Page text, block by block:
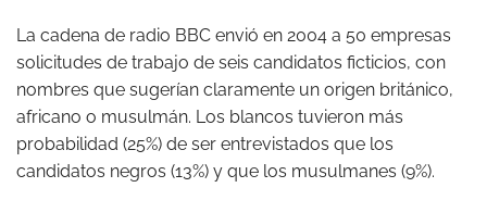
La cadena de radio BBC envió en 2004 a 50 empresas
solicitudes de trabajo de seis candidatos ficticios, con
nombres que sugerían claramente un origen británico,
africano o musulmán. Los blancos tuvieron más
probabilidad (25%) de ser entrevistados que los
candidatos negros (13%) y que los musulmanes (9%).